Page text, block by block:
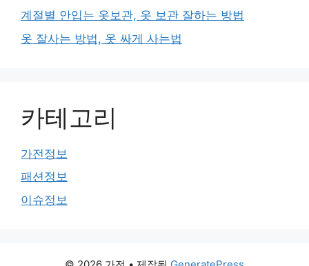
계절별 안입는 옷보관, 옷 보관 잘하는 방법
옷 잘사는 방법, 옷 싸게 사는법
카테고리
가전정보
패션정보
이슈정보